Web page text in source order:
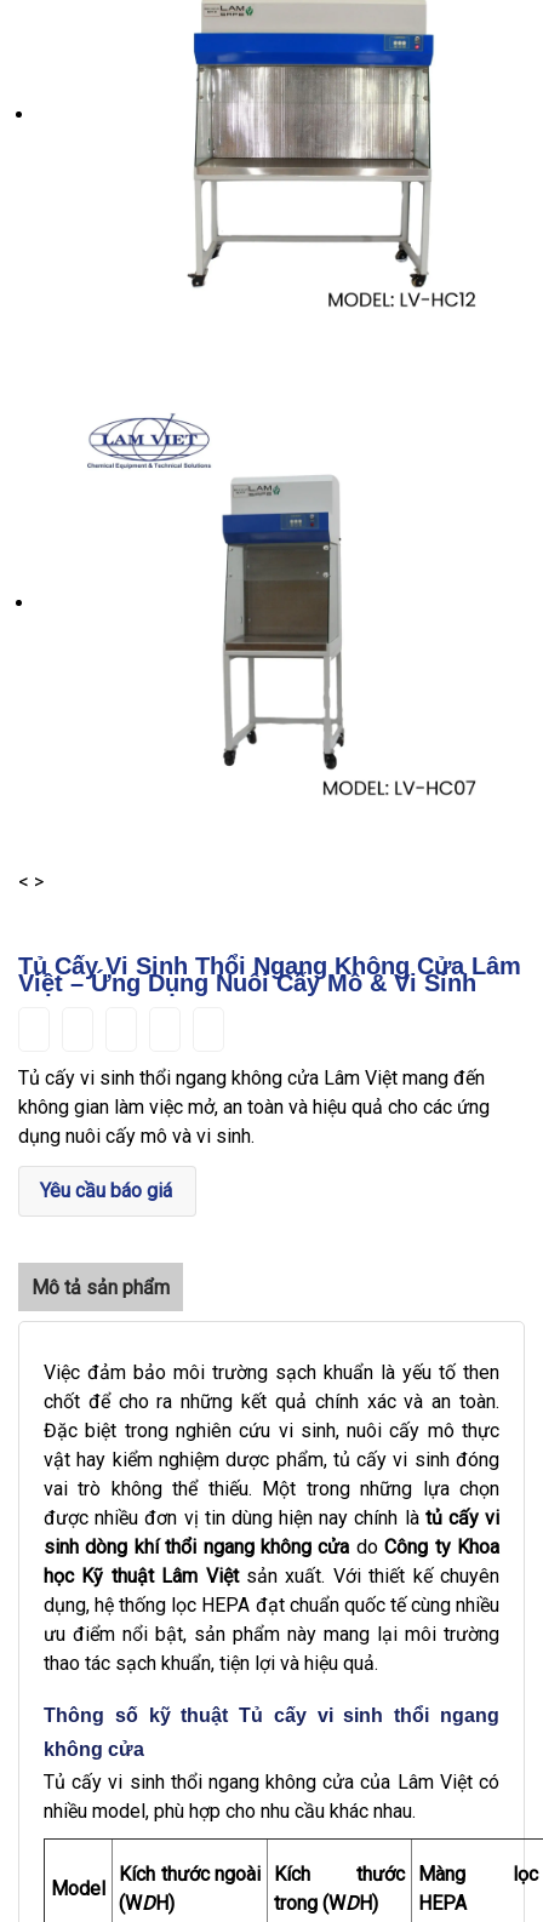
< >
Tủ Cấy Vi Sinh Thổi Ngang Không Cửa Lâm
Việt – Ứng Dụng Nuôi Cấy Mô & Vi Sinh
Tủ cấy vi sinh thổi ngang không cửa Lâm Việt mang đến
không gian làm việc mở, an toàn và hiệu quả cho các ứng
dụng nuôi cấy mô và vi sinh.
Yêu cầu báo giá
Việc đảm bảo môi trường sạch khuẩn là yếu tố then
chốt để cho ra những kết quả chính xác và an toàn.
Đặc biệt trong nghiên cứu vi sinh, nuôi cấy mô thực
vật hay kiểm nghiệm dược phẩm, tủ cấy vi sinh đóng
vai trò không thể thiếu. Một trong những lựa chọn
được nhiều đơn vị tin dùng hiện nay chính là tủ cấy vi
sinh dòng khí thổi ngang không cửa doCông ty Khoa
học Kỹ thuật Lâm Việtsản xuất. Với thiết kế chuyên
dụng, hệ thống lọc HEPA đạt chuẩn quốc tế cùng nhiều
ưu điểm nổi bật, sản phẩm này mang lại môi trường
thao tác sạch khuẩn, tiện lợi và hiệu quả.
Thông số kỹ thuật Tủ cấy vi sinh thổi ngang
không cửa
Tủ cấy vi sinh thổi ngang không cửa của Lâm Việt có
nhiều model, phù hợp cho nhu cầu khác nhau.
Model
Kích thước ngoài
(WDH)
Kích thước
trong (WDH)
Màng lọc
HEPA